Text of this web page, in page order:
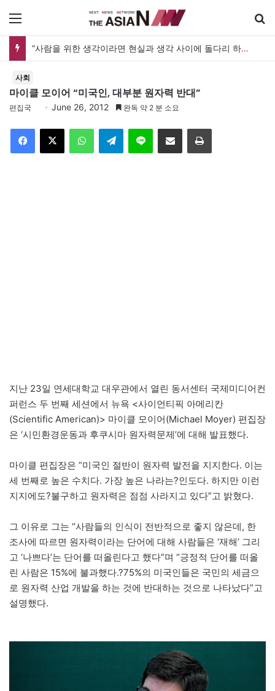
“사람을 위한 생각이라면 현실과 생각 사이에 돌다리 하나는 놓아야 하지 않을까”
사회
마이클 모이어 “미국인, 대부분 원자력 반대”
편집국 June 26, 2012 완독 약 2 분 소요
Telegram 이메일
지난 23일 연세대학교 대우관에서 열린 동서센터 국제미디어컨
퍼런스 두 번째 세션에서 뉴욕 <사이언티픽 아메리칸
(Scientific American)> 마이클 모이어(Michael Moyer) 편집장
은 ‘시민환경운동과 후쿠시마 원자력문제’에 대해 발표했다.
마이클 편집장은 “미국인 절반이 원자력 발전을 지지한다. 이는
세 번째로 높은 수치다. 가장 높은 나라는?인도다. 하지만 이런
지지에도?불구하고 원자력은 점점 사라지고 있다”고 밝혔다.
그 이유로 그는 “사람들의 인식이 전반적으로 좋지 않은데, 한
조사에 따르면 원자력이라는 단어에 대해 사람들은 ‘재해’ 그리
고 ‘나쁘다’는 단어를 떠올린다고 했다”며 “긍정적 단어를 떠올
린 사람은 15%에 불과했다.?75%의 미국인들은 국민의 세금으
로 원자력 산업 개발을 하는 것에 반대하는 것으로 나타났다”고
설명했다.